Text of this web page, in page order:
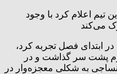
تیم اعلام کرد با وجود
می‌کند
ابتدای فصل تجربه کرد،
پشت سر گذاشت و در
نساجی به شکلی معجزه‌وار در